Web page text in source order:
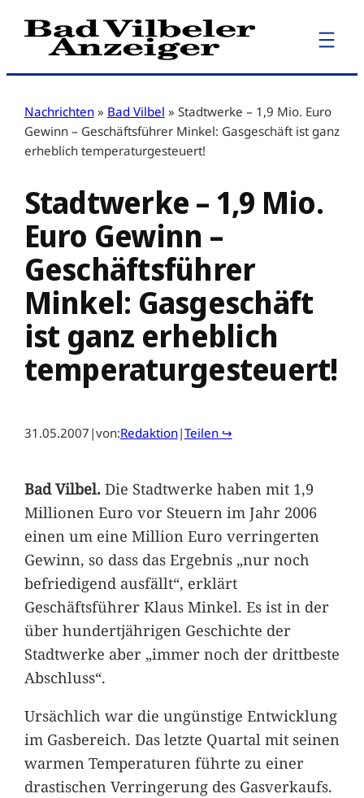
Zum
Inhalt
Nachrichten » Bad Vilbel » Stadtwerke – 1,9 Mio. Euro
Gewinn – Geschäftsführer Minkel: Gasgeschäft ist ganz
erheblich temperaturgesteuert!
Stadtwerke – 1,9 Mio.
Euro Gewinn –
Geschäftsführer
Minkel: Gasgeschäft
ist ganz erheblich
temperaturgesteuert!
31.05.2007 |von:Redaktion|Teilen ↪
Bad Vilbel.Die Stadtwerke haben mit 1,9
Millionen Euro vor Steuern im Jahr 2006
einen um eine Million Euro verringerten
Gewinn, so dass das Ergebnis „nur noch
befriedigend ausfällt“, erklärt
Geschäftsführer Klaus Minkel. Es ist in der
über hundertjährigen Geschichte der
Stadtwerke aber „immer noch der drittbeste
Abschluss“.
Ursächlich war die ungünstige Entwicklung
im Gasbereich. Das letzte Quartal mit seinen
warmen Temperaturen führte zu einer
drastischen Verringerung des Gasverkaufs.